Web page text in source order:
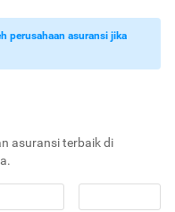
perusahaan asuransi jika
asuransi terbaik di